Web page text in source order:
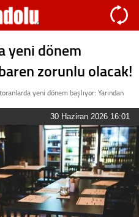
yeni dönem
zorunlu olacak!
yeni dönem başlıyor: Yarından
30 Haziran 2026 16:01